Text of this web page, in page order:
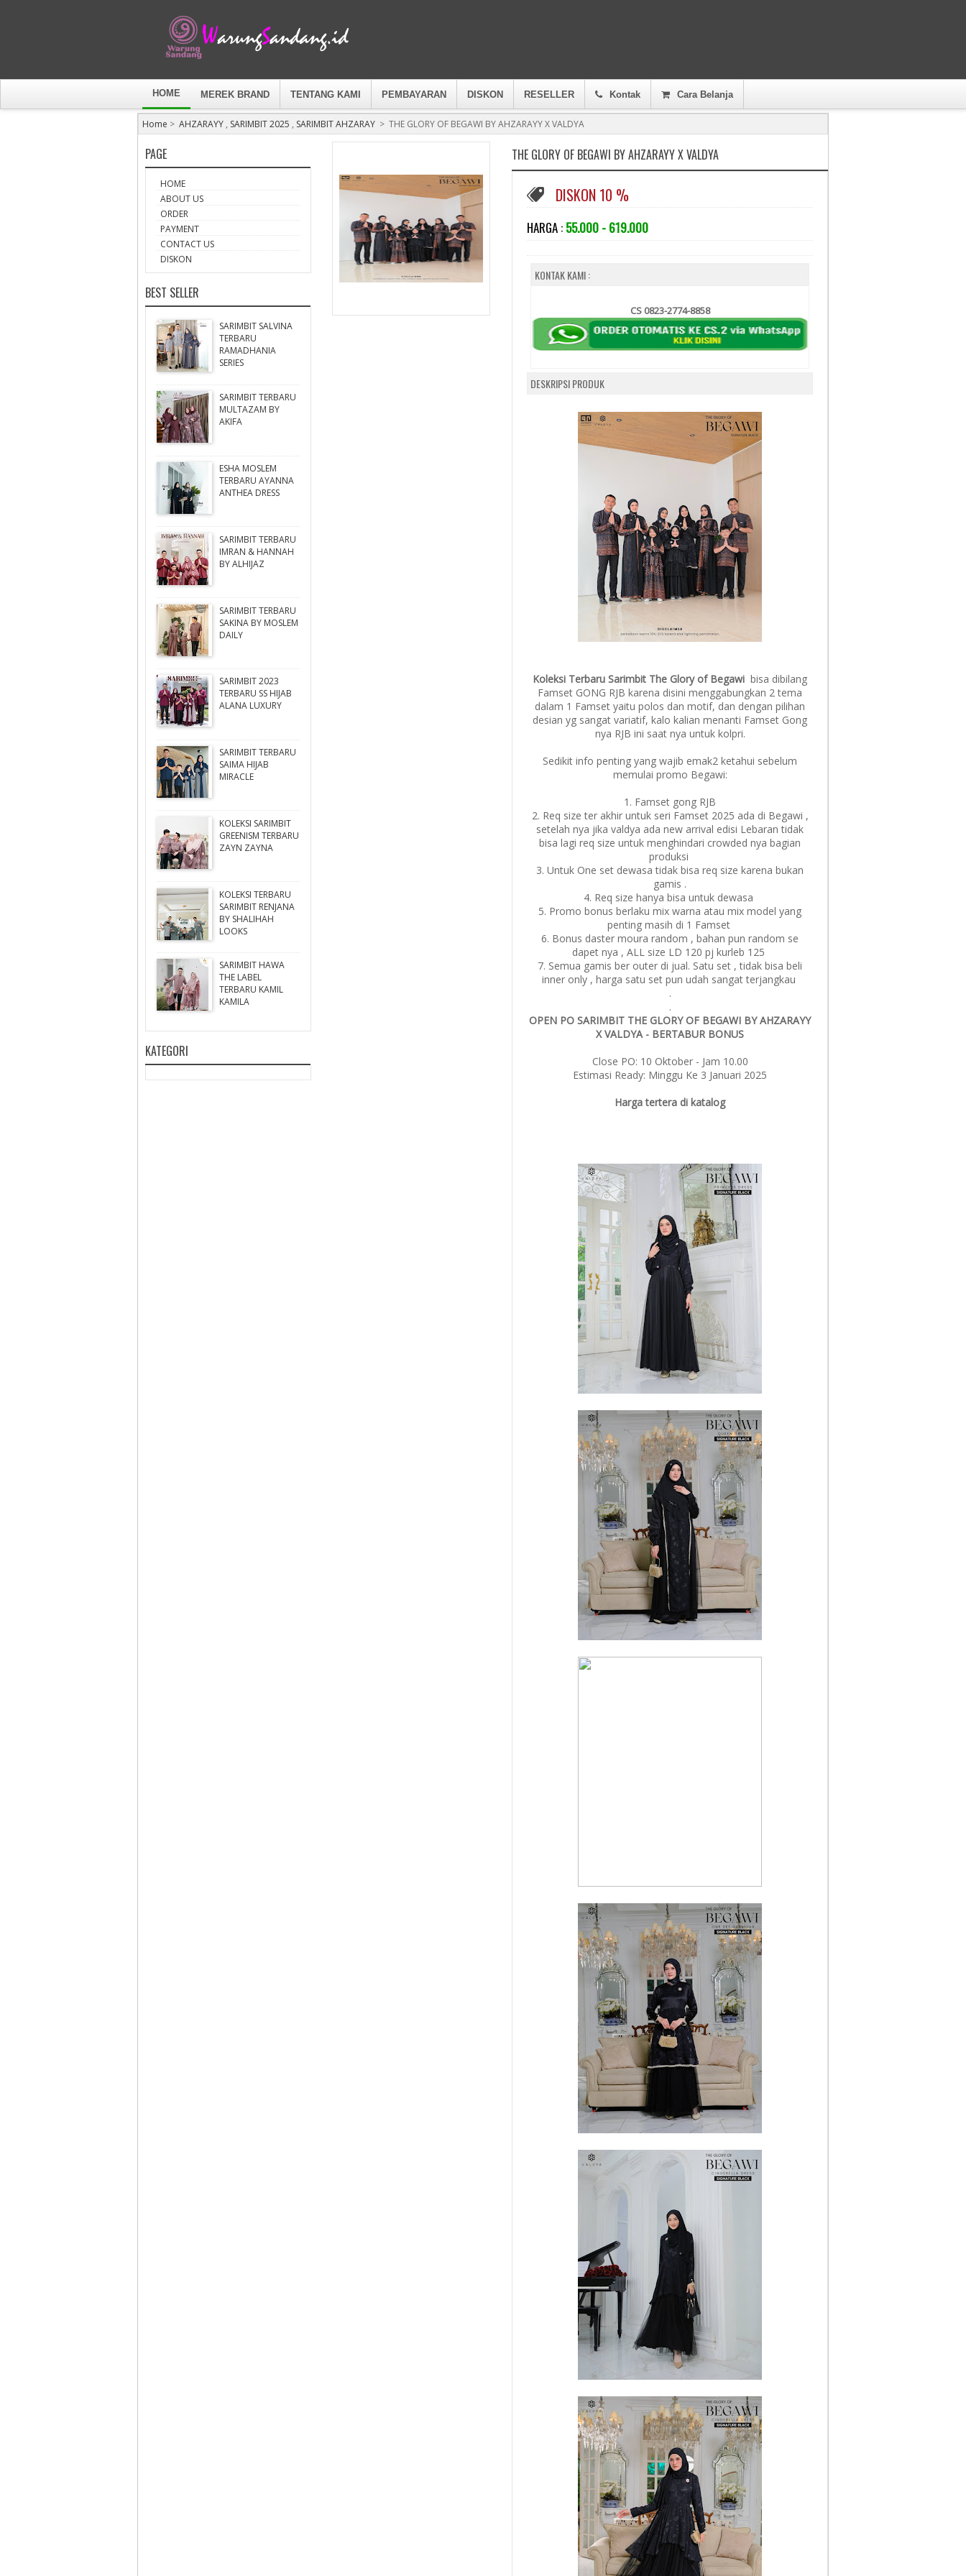
HOME MEREK BRAND TENTANG KAMI PEMBAYARAN DISKON RESELLER Kontak Cara Belanja
Home > AHZARAYY , SARIMBIT 2025 , SARIMBIT AHZARAY > THE GLORY OF BEGAWI BY AHZARAYY X VALDYA
THE GLORY OF BEGAWI BY AHZARAYY X VALDYA
DISKON 10 %
HARGA : 55.000 - 619.000
KONTAK KAMI :
CS 0823-2774-8858
DESKRIPSI PRODUK
Koleksi Terbaru Sarimbit The Glory of Begawi bisa dibilang
Famset GONG RJB karena disini menggabungkan 2 tema
dalam 1 Famset yaitu polos dan motif, dan dengan pilihan
desian yg sangat variatif, kalo kalian menanti Famset Gong
nya RJB ini saat nya untuk kolpri.
Sedikit info penting yang wajib emak2 ketahui sebelum
memulai promo Begawi:
1. Famset gong RJB
2. Req size ter akhir untuk seri Famset 2025 ada di Begawi ,
setelah nya jika valdya ada new arrival edisi Lebaran tidak
bisa lagi req size untuk menghindari crowded nya bagian
produksi
3. Untuk One set dewasa tidak bisa req size karena bukan
gamis .
4. Req size hanya bisa untuk dewasa
5. Promo bonus berlaku mix warna atau mix model yang
penting masih di 1 Famset
6. Bonus daster moura random , bahan pun random se
dapet nya , ALL size LD 120 pj kurleb 125
7. Semua gamis ber outer di jual. Satu set , tidak bisa beli
inner only , harga satu set pun udah sangat terjangkau
.
.
OPEN PO SARIMBIT THE GLORY OF BEGAWI BY AHZARAYY
X VALDYA - BERTABUR BONUS
Close PO: 10 Oktober - Jam 10.00
Estimasi Ready: Minggu Ke 3 Januari 2025
Harga tertera di katalog
PAGE
HOME
ABOUT US
ORDER
PAYMENT
CONTACT US
DISKON
BEST SELLER
SARIMBIT SALVINA
TERBARU
RAMADHANIA
SERIES
SARIMBIT TERBARU
MULTAZAM BY
AKIFA
ESHA MOSLEM
TERBARU AYANNA
ANTHEA DRESS
SARIMBIT TERBARU
IMRAN & HANNAH
BY ALHIJAZ
SARIMBIT TERBARU
SAKINA BY MOSLEM
DAILY
SARIMBIT 2023
TERBARU SS HIJAB
ALANA LUXURY
SARIMBIT TERBARU
SAIMA HIJAB
MIRACLE
KOLEKSI SARIMBIT
GREENISM TERBARU
ZAYN ZAYNA
KOLEKSI TERBARU
SARIMBIT RENJANA
BY SHALIHAH
LOOKS
SARIMBIT HAWA
THE LABEL
TERBARU KAMIL
KAMILA
KATEGORI